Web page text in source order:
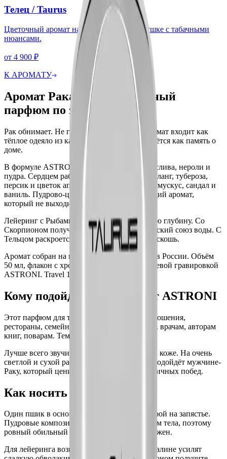
Телец /Taurus
Цветочный аромат на молекулярной подушке с табачными
нюансами.
от 4 900 ₽
К АРОМАТУ
Аромат Рака — молекулярный
парфюм по знаку зодиака
Рак обнимает. Не громко, не сразу. Этот аромат входит как
тёплое одеяло из кашемира и пудры. И остаётся как память о
доме.
В формуле ASTRONI Рак сверху бергамот, слива, нероли и
пудра. Сердцем работают кашемир, иланг-иланг, тубероза,
персик и цветок апельсина. В базе ветивер, мускус, сандал и
ваниль. Пудрово-цветочный обволакивающий аромат,
который не выходит из кожи.
Лейеринг с Рыбами усиливает мечтательную глубину. Со
Скорпионом получится драматический женский союз воды. С
Тельцом раскроется домашняя сенсорная роскошь.
Аромат собран на молекулярных формулах в России. Объём
50 мл, флакон с хромовой крышкой и глянцевой гравировкой
ASTRONI. Travel 10 мл для сумки.
Кому подойдут духи Рака от ASTRONI
Этот парфюм для тех, кто строит. Дома, отношения,
рестораны, семейные ритуалы. Психологам, врачам, авторам
книг, поварам. Тем, кто умеет слушать.
Лучше всего звучит на тёплой женственной коже. На очень
светлой и сухой раскрывается медленнее. Подойдёт мужчине-
Раку, который ценит уют дома больше публичных побед.
Как носить ASTRONI Рак
Один пшик в основание шеи и за уши. Второй на запястье.
Пудровые композиции активируются теплом тела, поэтому
ровный обильный пшик в одну точку не нужен.
Для лейеринга возьмите Рыбы: ваниль и пралине усилят